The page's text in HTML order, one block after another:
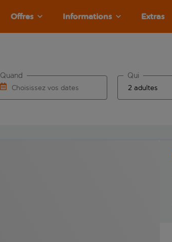
Offres Informations Extras
Choisissez vos dates
Quand Qui